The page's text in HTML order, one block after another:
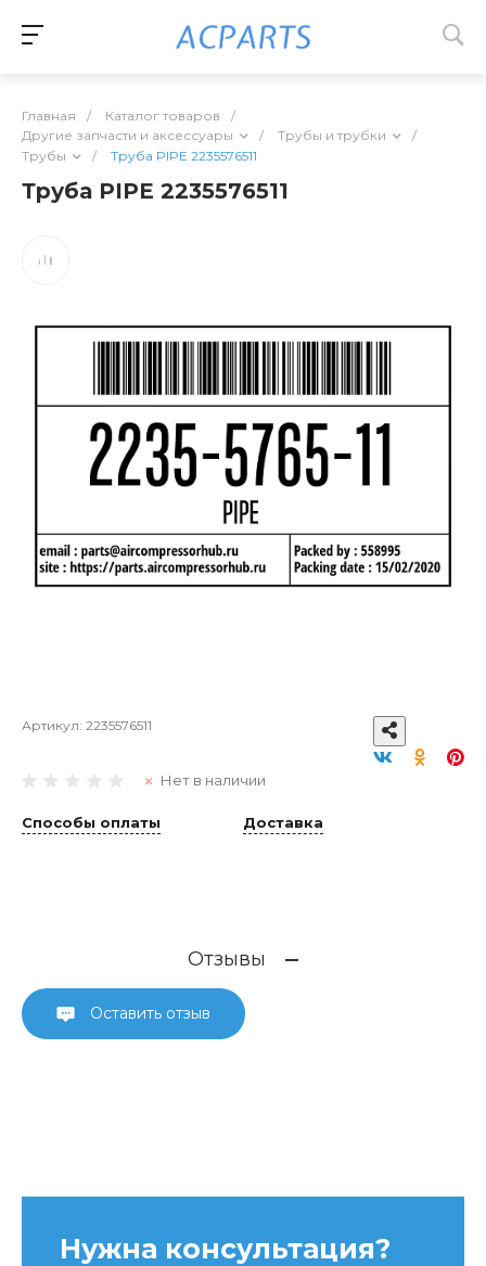
Главная / Каталог товаров
/
Другие запчасти и аксессуары
/ Трубы и трубки
/
Трубы
/ Труба PIPE 2235576511
Труба PIPE 2235576511
Артикул: 2235576511
Нет в наличии
Способы оплаты Доставка
Отзывы
Оставить отзыв
Нужна консультация?